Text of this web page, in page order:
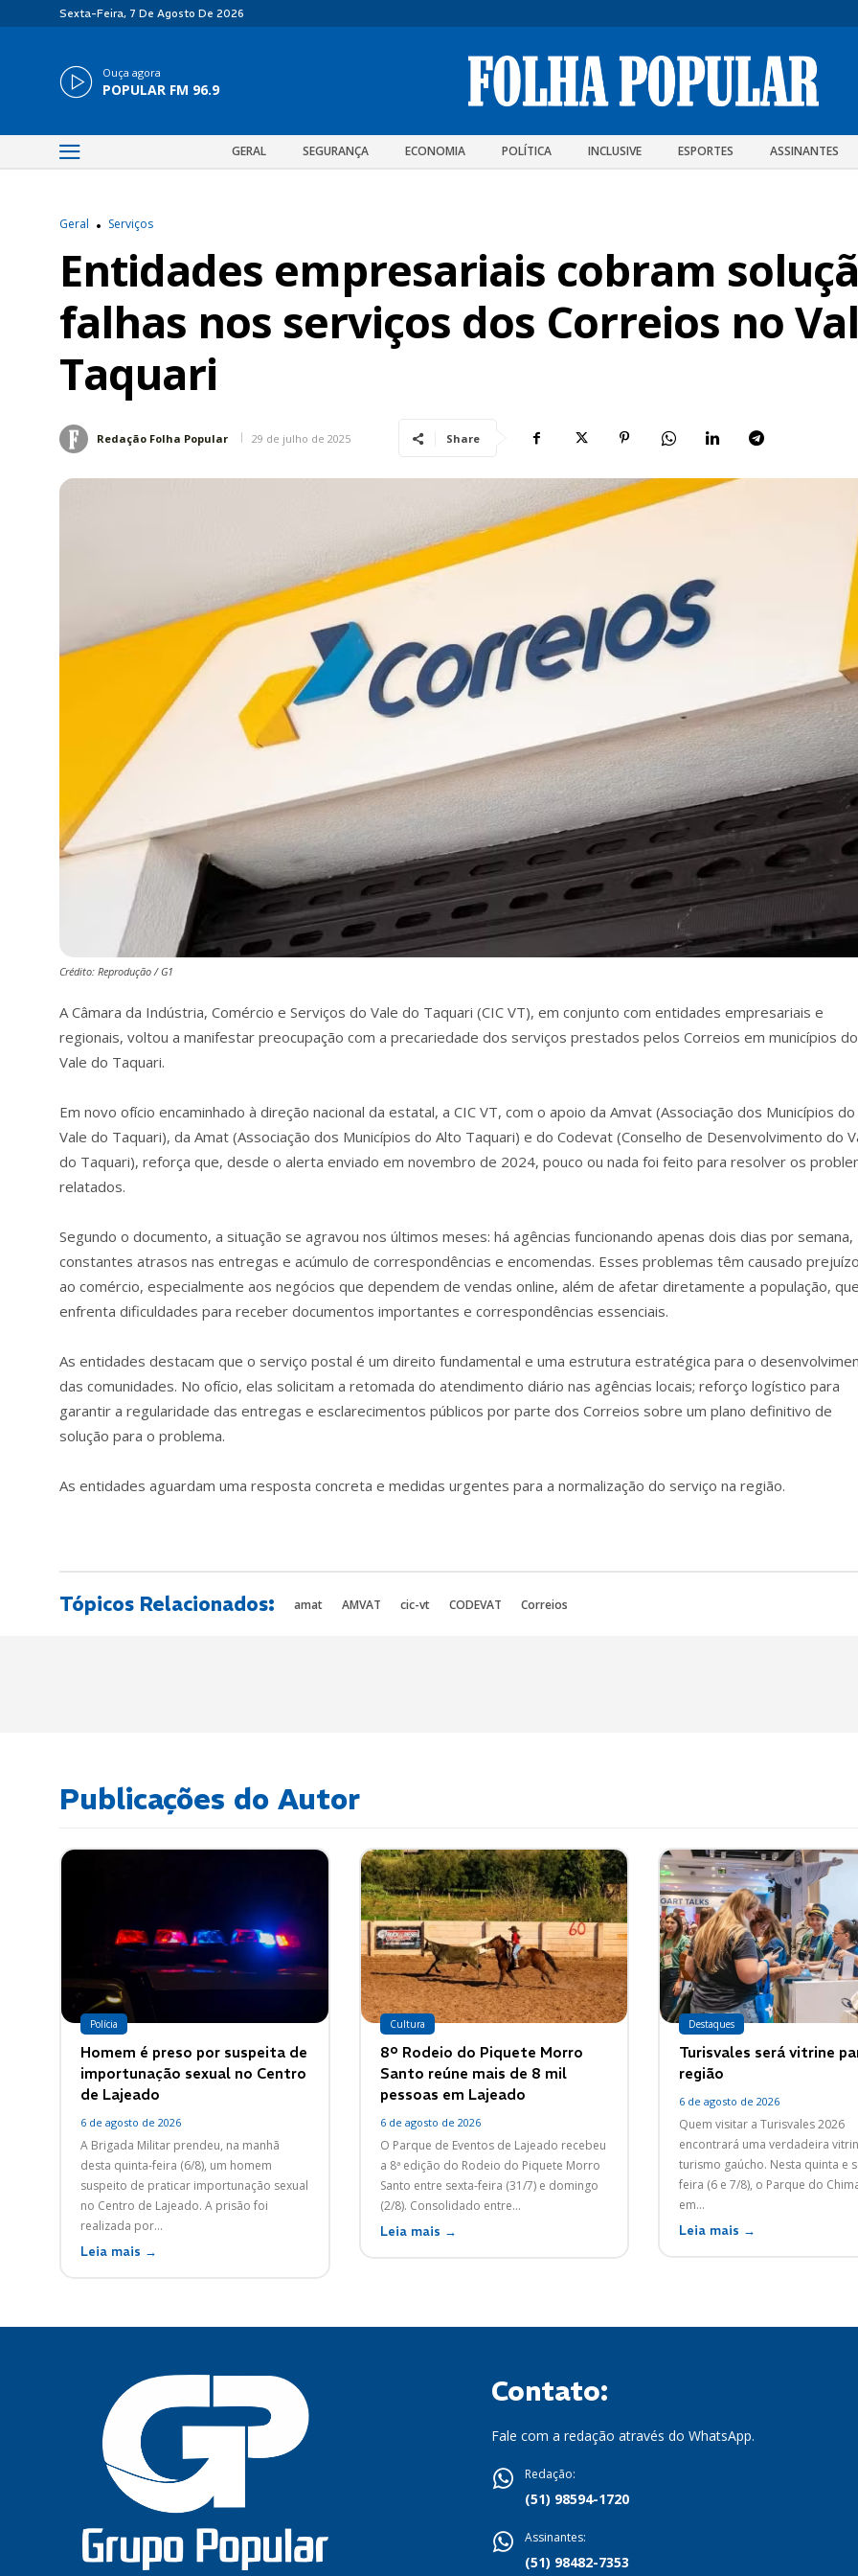
Sexta-Feira, 7 De Agosto De 2026
Ouça agora
POPULAR FM 96.9
GERAL SEGURANÇA ECONOMIA POLÍTICA INCLUSIVE ESPORTES ASSINANTES
Geral Serviços
Entidades empresariais cobram
falhas nos serviços dos Correios no
Taquari
Redação Folha Popular 29 de julho de 2025 Share
Crédito: Reprodução / G1
A Câmara da Indústria, Comércio e Serviços do Vale do Taquari (CIC VT), em conjunto com entidades empresariais e
regionais, voltou a manifestar preocupação com a precariedade dos serviços prestados pelos Correios em municípios do
Vale do Taquari.
Em novo ofício encaminhado à direção nacional da estatal, a CIC VT, com o apoio da Amvat (Associação dos Municípios do
Vale do Taquari), da Amat (Associação dos Municípios do Alto Taquari) e do Codevat (Conselho de Desenvolvimento do
do Taquari), reforça que, desde o alerta enviado em novembro de 2024, pouco ou nada foi feito para resolver os
relatados.
Segundo o documento, a situação se agravou nos últimos meses: há agências funcionando apenas dois dias por semana,
constantes atrasos nas entregas e acúmulo de correspondências e encomendas. Esses problemas têm causado
ao comércio, especialmente aos negócios que dependem de vendas online, além de afetar diretamente a população,
enfrenta dificuldades para receber documentos importantes e correspondências essenciais.
As entidades destacam que o serviço postal é um direito fundamental e uma estrutura estratégica para o
das comunidades. No ofício, elas solicitam a retomada do atendimento diário nas agências locais; reforço logístico para
garantir a regularidade das entregas e esclarecimentos públicos por parte dos Correios sobre um plano definitivo de
solução para o problema.
As entidades aguardam uma resposta concreta e medidas urgentes para a normalização do serviço na região.
Tópicos Relacionados: amat AMVAT cic-vt CODEVAT Correios
Publicações do Autor
Polícia
Homem é preso por suspeita de
importunação sexual no Centro
de Lajeado
6 de agosto de 2026
A Brigada Militar prendeu, na manhã
desta quinta-feira (6/8), um homem
suspeito de praticar importunação sexual
no Centro de Lajeado. A prisão foi
realizada por...
Leia mais →
Cultura
8º Rodeio do Piquete Morro
Santo reúne mais de 8 mil
pessoas em Lajeado
6 de agosto de 2026
O Parque de Eventos de Lajeado recebeu
a 8ª edição do Rodeio do Piquete Morro
Santo entre sexta-feira (31/7) e domingo
(2/8). Consolidado entre...
Leia mais →
Destaques
Turisvales será vitrine
região
6 de agosto de 2026
Quem visitar a Turisvales 2026
encontrará uma verdadeira
turismo gaúcho. Nesta quinta e
feira (6 e 7/8), o Parque do
em...
Leia mais →
Contato:
Fale com a redação através do WhatsApp.
Redação:
(51) 98594-1720
Assinantes:
(51) 98482-7353